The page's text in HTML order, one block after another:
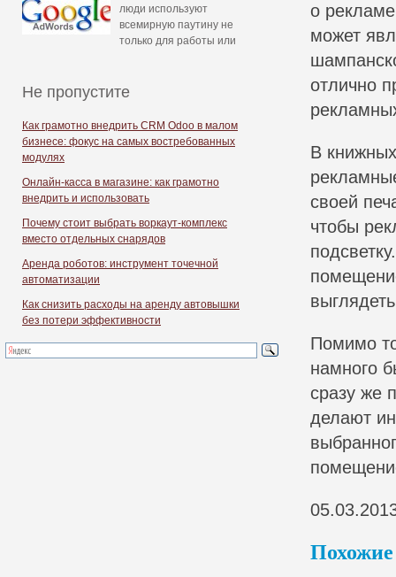
люди используют
всемирную паутину не
только для работы или
Не пропустите
Как грамотно внедрить CRM Odoo в малом
бизнесе: фокус на самых востребованных
модулях
Онлайн-касса в магазине: как грамотно
внедрить и использовать
Почему стоит выбрать воркаут-комплекс
вместо отдельных снарядов
Аренда роботов: инструмент точечной
автоматизации
Как снизить расходы на аренду автовышки
без потери эффективности
о
может
отлично
В
своей
чтобы
Помимо
намного
сразу же
делают
Похожие